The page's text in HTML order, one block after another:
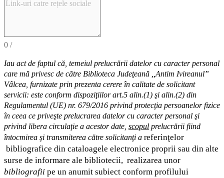
0 /
Iau act de faptul că, temeiul prelucrării datelor cu caracter personal
care mă privesc de către Biblioteca Judeţeană ,,Antim Ivireanul”
Vâlcea, furnizate prin prezenta cerere în calitate de solicitant
servicii: este conform dispoziţiilor art.5 alin.(1) şi alin.(2) din
Regulamentul (UE) nr. 679/2016 privind protecţia persoanelor fizice
în ceea ce priveşte prelucrarea datelor cu caracter personal şi
privind libera circulaţie a acestor date, scopul prelucrării fiind
întocmirea şi transmiterea către solicitanţi a referinţelor
bibliografice din cataloagele electronice proprii sau din alte
surse de informare ale bibliotecii, realizarea unor
bibliografii pe un anumit subiect conform profilului